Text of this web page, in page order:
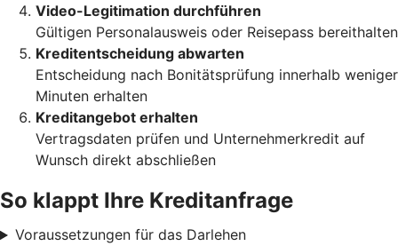
Video-Legitimation durchführen
Gültigen Personalausweis oder Reisepass bereithalten
Kreditentscheidung abwarten
Entscheidung nach Bonitätsprüfung innerhalb weniger
Minuten erhalten
Kreditangebot erhalten
Vertragsdaten prüfen und Unternehmerkredit auf
Wunsch direkt abschließen
So klappt Ihre Kreditanfrage
Voraussetzungen für das Darlehen